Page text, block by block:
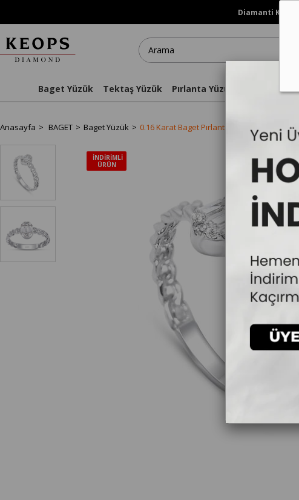
Diamanti
Baget Yüzük Tektaş Yüzük Pırlanta Yüzükler
Anasayfa BAGET Baget Yüzük 0.16 Karat Baget Pırlanta Yüzük - IDL
İNDIRIMLI
ÜRÜN